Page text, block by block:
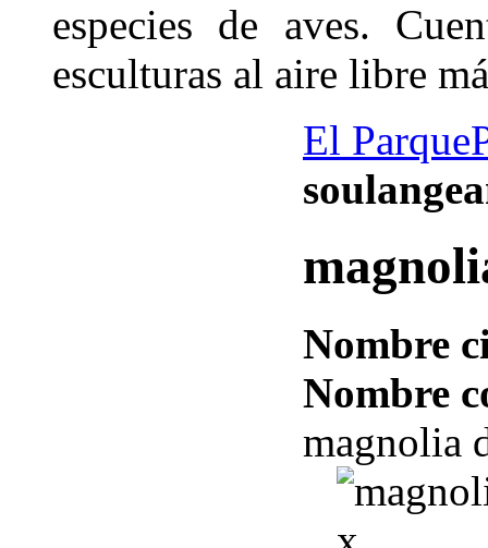
especies de aves.
esculturas al aire libre
El Parque
Nombre
Nombre
magnolia